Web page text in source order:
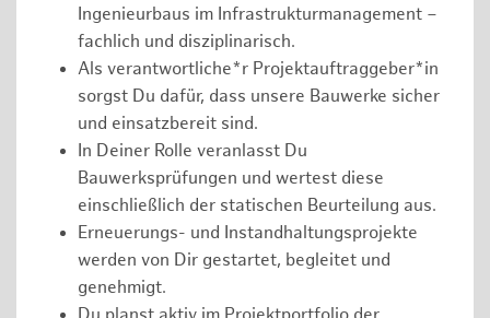
Ingenieurbaus im Infrastrukturmanagement –
fachlich und disziplinarisch.
Als verantwortliche*r Projektauftraggeber*in
sorgst Du dafür, dass unsere Bauwerke sicher
und einsatzbereit sind.
In Deiner Rolle veranlasst Du
Bauwerksprüfungen und wertest diese
einschließlich der statischen Beurteilung aus.
Erneuerungs- und Instandhaltungsprojekte
werden von Dir gestartet, begleitet und
genehmigt.